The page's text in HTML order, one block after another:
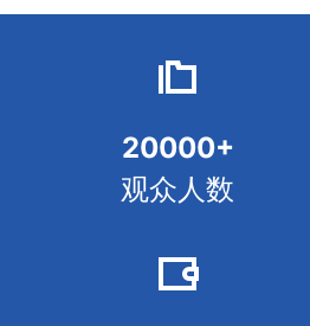

20000+
观众人数
